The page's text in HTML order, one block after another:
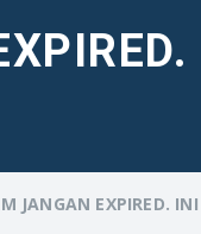
JANGAN EXPIRED.